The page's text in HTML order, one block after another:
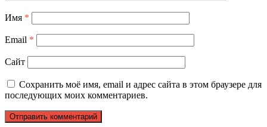
Имя *
Email *
Сайт
Сохранить моё имя, email и адрес сайта в этом браузере для
последующих моих комментариев.